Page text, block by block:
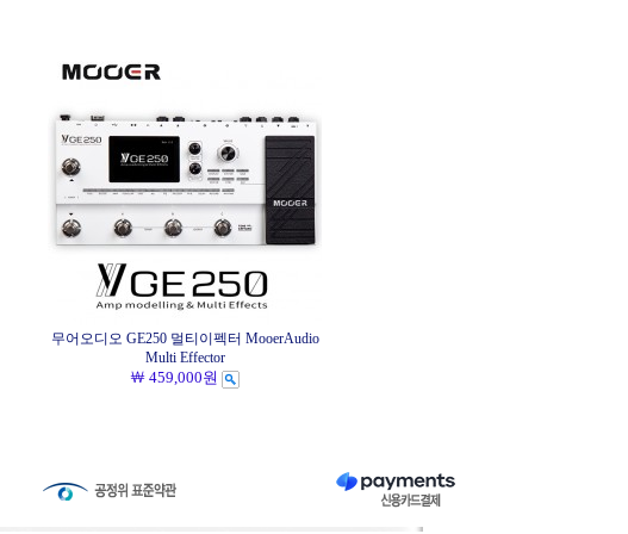
무어오디오 GE250 멀티이펙터 MooerAudio
Multi Effector
￦ 459,000원